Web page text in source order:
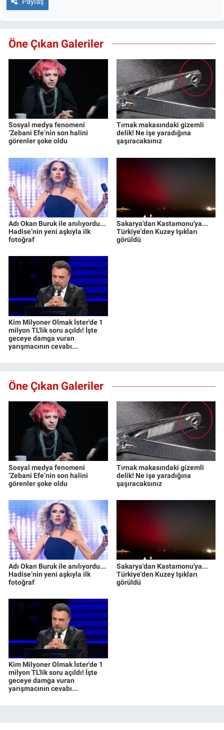
Öne Çıkan Galeriler
Sosyal medya fenomeni
‘Zebani Efe’nin son halini
görenler şoke oldu
Tırnak makasındaki gizemli
delik! Ne işe yaradığına
şaşıracaksınız
Adı Okan Buruk ile anılıyordu...
Hadise’nin yeni aşkıyla ilk
fotoğraf
Sakarya'dan Kastamonu'ya...
Türkiye'den Kuzey Işıkları
görüldü
Kim Milyoner Olmak İster'de 1
milyon TL'lik soru açıldı! İşte
geceye damga vuran
yarışmacının cevabı...
Öne Çıkan Galeriler
Sosyal medya fenomeni
‘Zebani Efe’nin son halini
görenler şoke oldu
Tırnak makasındaki gizemli
delik! Ne işe yaradığına
şaşıracaksınız
Adı Okan Buruk ile anılıyordu...
Hadise’nin yeni aşkıyla ilk
fotoğraf
Sakarya'dan Kastamonu'ya...
Türkiye'den Kuzey Işıkları
görüldü
Kim Milyoner Olmak İster'de 1
milyon TL'lik soru açıldı! İşte
geceye damga vuran
yarışmacının cevabı...